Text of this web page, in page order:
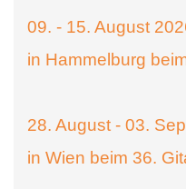
09. - 15. August
in Hammelburg
28. August - 03.
in Wien beim 36.